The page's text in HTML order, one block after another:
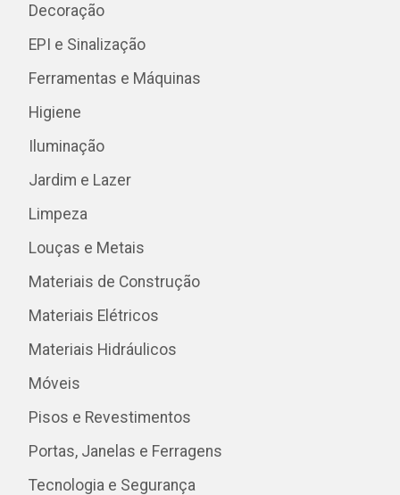
Decoração
EPI e Sinalização
Ferramentas e Máquinas
Higiene
Iluminação
Jardim e Lazer
Limpeza
Louças e Metais
Materiais de Construção
Materiais Elétricos
Materiais Hidráulicos
Móveis
Pisos e Revestimentos
Portas, Janelas e Ferragens
Tecnologia e Segurança